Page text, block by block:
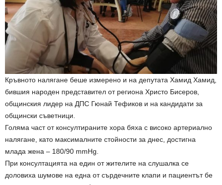
Кръвното налягане беше измерено и на депутата Хамид Хамид,
бившия народен представител от региона Христо Бисеров,
общинския лидер на ДПС Гюнай Тефиков и на кандидати за
общински съветници.
Голяма част от консултираните хора бяха с високо артериално
налягане, като максималните стойности за днес, достигна
млада жена – 180/90 mmHg.
При консултацията на един от жителите на слушалка се
доловиха шумове на една от сърдечните клапи и пациентът бе